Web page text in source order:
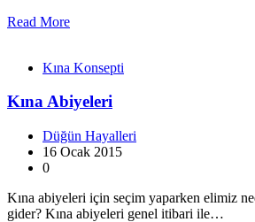
Read More
Kına Konsepti
Kına Abiyeleri
Düğün Hayalleri
16 Ocak 2015
0
Kına abiyeleri için seçim yaparken elimiz
gider? Kına abiyeleri genel itibari ile…